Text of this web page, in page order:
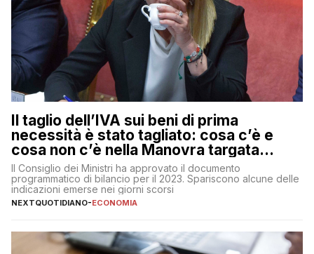
Il taglio dell’IVA sui beni di prima
necessità è stato tagliato: cosa c’è e
cosa non c’è nella Manovra targata
Meloni
Il Consiglio dei Ministri ha approvato il documento
programmatico di bilancio per il 2023. Spariscono alcune delle
indicazioni emerse nei giorni scorsi
NEXTQUOTIDIANO-ECONOMIA